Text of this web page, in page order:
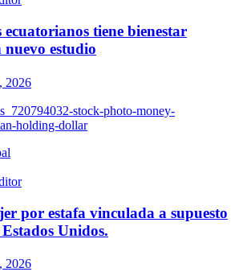
ecuatorianos tiene bienestar
nuevo estudio
2026
por estafa vinculada a supuesto
Unidos.
2026